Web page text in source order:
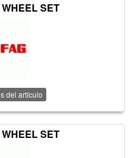
SET
del artículo
SET